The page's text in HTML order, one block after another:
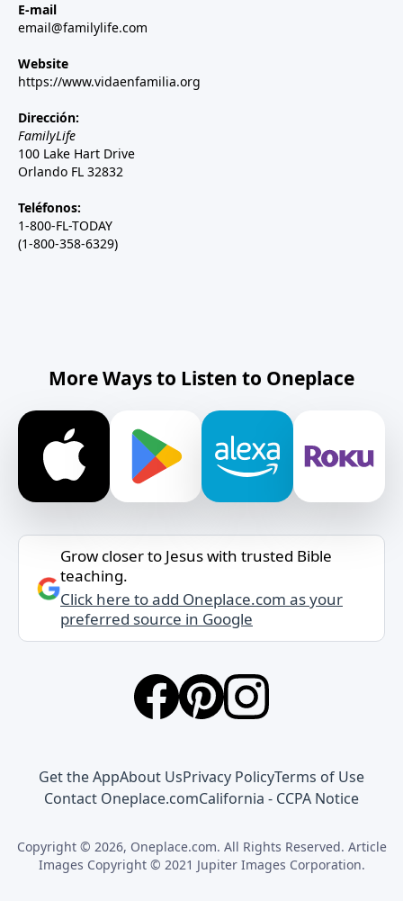
E-mail
email@familylife.com
Website
https://www.vidaenfamilia.org
Dirección:
FamilyLife
100 Lake Hart Drive
Orlando FL 32832
Teléfonos:
1-800-FL-TODAY
(1-800-358-6329)
More Ways to Listen to Oneplace
Grow closer to Jesus with trusted Bible
teaching.
Click here to add Oneplace.com as your
preferred source in Google
Get the AppAbout UsPrivacy PolicyTerms of Use
Contact Oneplace.comCalifornia - CCPA Notice
Copyright © 2026, Oneplace.com. All Rights Reserved. Article
Images Copyright © 2021 Jupiter Images Corporation.